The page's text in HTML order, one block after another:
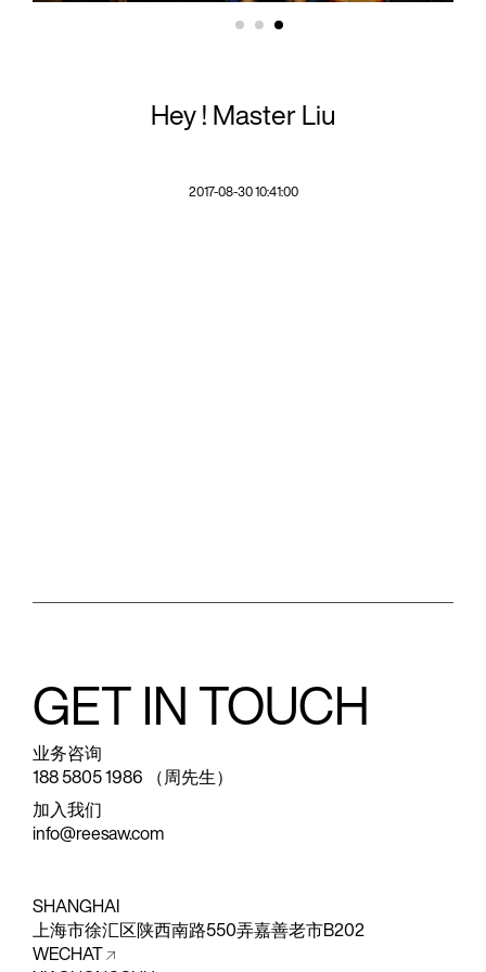
Hey ! Master Liu
2017-08-30 10:41:00
GET IN TOUCH
业务咨询
188 5805 1986 （周先生）
加入我们
info@reesaw.com
SHANGHAI
上海市徐汇区陕西南路550弄嘉善老市B202
WECHAT